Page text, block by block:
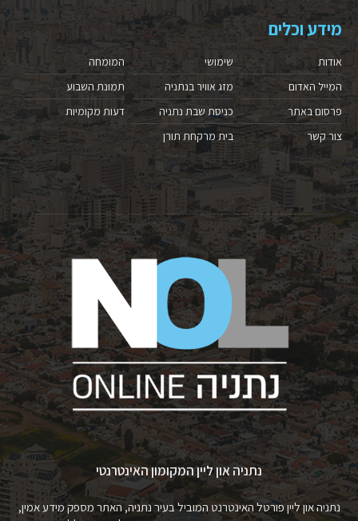
מידע וכלים
אודות
המייל האדום
פרסום באתר
צור קשר
שימושי
מזג אוויר בנתניה
כניסת שבת נתניה
בית מרקחת תורן
המומחה
תמונת השבוע
דעות מקומיות
נתניה און ליין המקומון האינטרנטי
נתניה און ליין פורטל האינטרנט המוביל בעיר נתניה, האתר מספק מידע אמין,